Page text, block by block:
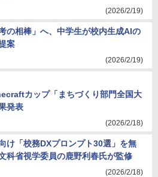
(2026/2/19)
の相棒」へ、中学生が校内生成AIの
案
(2026/2/19)
カップ「まちづくり部門全国大
発表
(2026/2/18)
け「校務DXプロンプト30選」を無
科省視学委員の鹿野利春氏が監修
(2026/2/18)